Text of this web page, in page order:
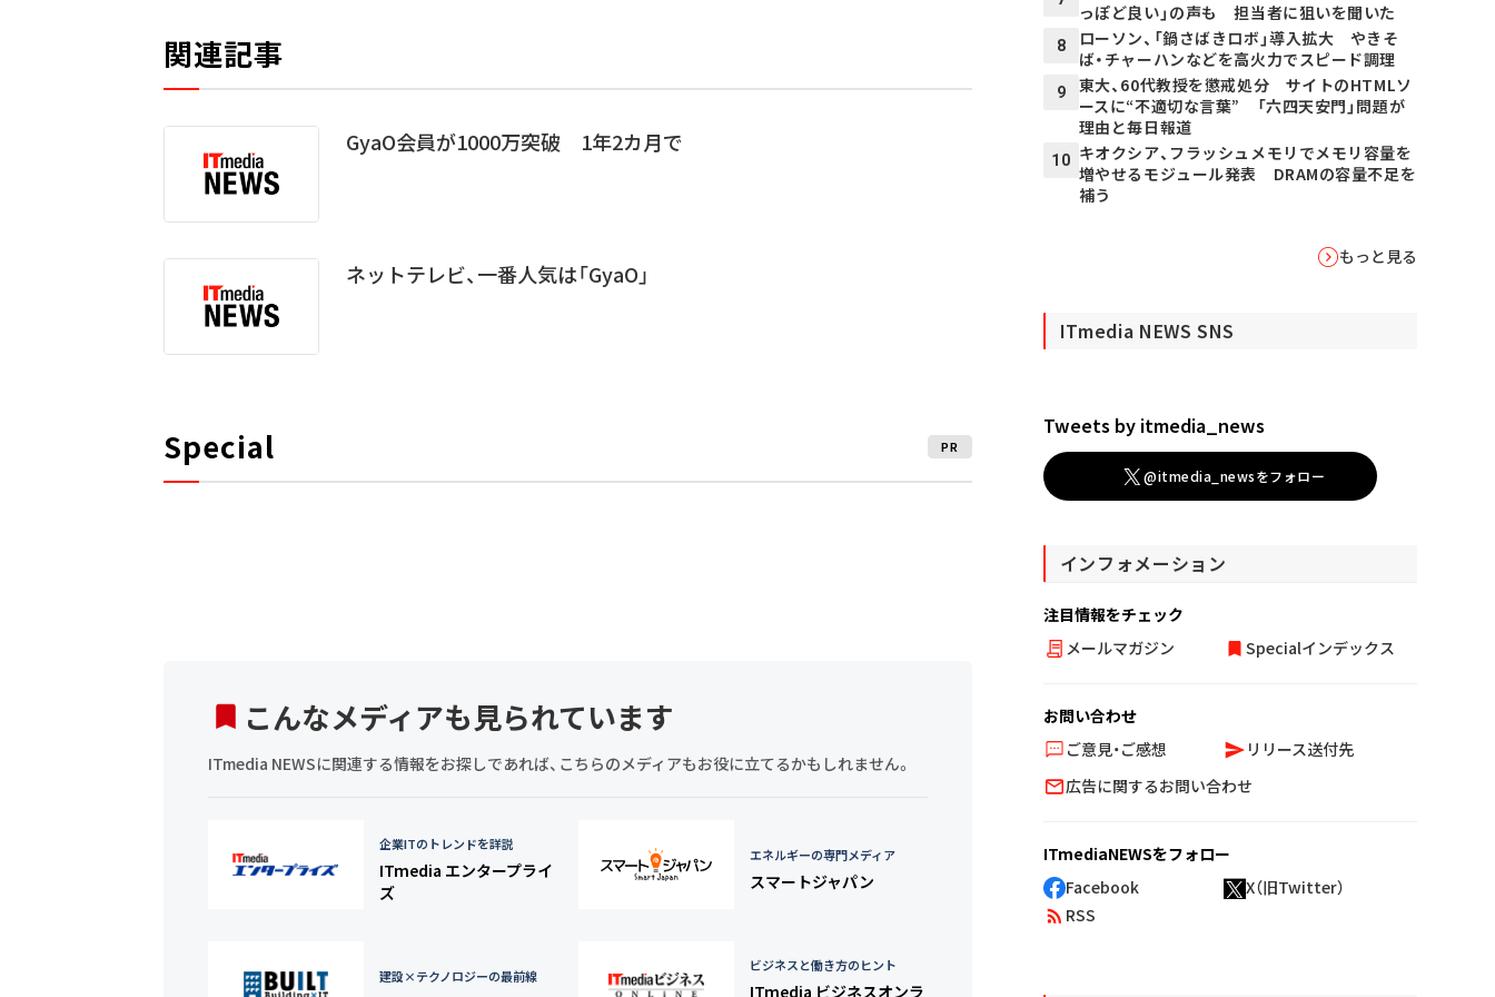
関連記事
GyaO会員が1000万突破 1年2カ月で
ネットテレビ、一番人気は「GyaO」
Special PR
こんなメディアも見られています
ITmedia NEWSに関連する情報をお探しであれば、こちらのメディアもお役に立てるかもしれません。
企業ITのトレンドを詳説
ITmedia エンタープライ
ズ
エネルギーの専門メディア
スマートジャパン
建設×テクノロジーの最前線
ビジネスと働き方のヒント
ITmedia ビジネスオンラ
っぽど良い」の声も 担当者に狙いを聞いた
8
ローソン、「鍋さばきロボ」導入拡大 やきそ
ば・チャーハンなどを高火力でスピード調理
9
東大、60代教授を懲戒処分 サイトのHTMLソ
ースに“不適切な言葉” 「六四天安門」問題が
理由と毎日報道
10 キオクシア、フラッシュメモリでメモリ容量を
増やせるモジュール発表 DRAMの容量不足を
補う
もっと見る
ITmedia NEWS SNS
Tweets by itmedia_news
@itmedia_newsをフォロー
インフォメーション
注目情報をチェック
メールマガジン
Specialインデックス
お問い合わせ
ご意見・ご感想
リリース送付先
広告に関するお問い合わせ
ITmediaNEWSをフォロー
Facebook
X（旧Twitter）
RSS